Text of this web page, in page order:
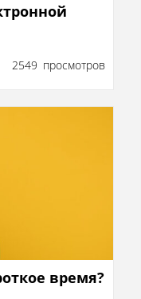
2549 просмотров
время?